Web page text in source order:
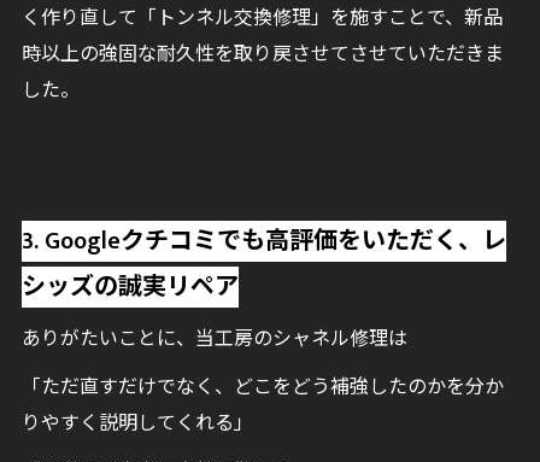
く作り直して「トンネル交換修理」を施すことで、新品
時以上の強固な耐久性を取り戻させてさせていただきま
した。
3. Googleクチコミでも高評価をいただく、レ
シッズの誠実リペア
ありがたいことに、当工房のシャネル修理は
「ただ直すだけでなく、どこをどう補強したのかを分か
りやすく説明してくれる」